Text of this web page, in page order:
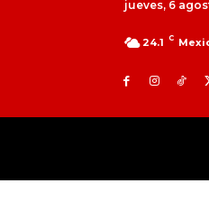
jueves, 6
24.1 C